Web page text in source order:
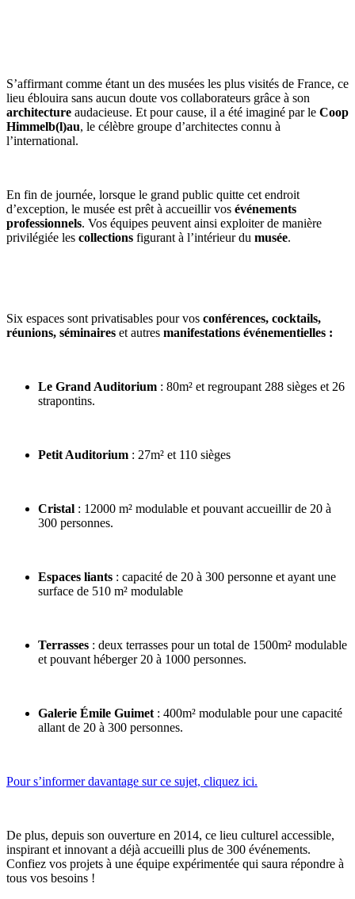
S’affirmant comme étant un des musées les plus visités de France, ce
lieu éblouira sans aucun doute vos collaborateurs grâce à son
architecture audacieuse. Et pour cause, il a été imaginé par le Coop
Himmelb(l)au, le célèbre groupe d’architectes connu à
l’international.
En fin de journée, lorsque le grand public quitte cet endroit
d’exception, le musée est prêt à accueillir vos événements
professionnels. Vos équipes peuvent ainsi exploiter de manière
privilégiée les collections figurant à l’intérieur du musée.
Six espaces sont privatisables pour vos conférences, cocktails,
réunions, séminaires et autres manifestations événementielles :
Le Grand Auditorium : 80m² et regroupant 288 sièges et 26
strapontins.
Petit Auditorium : 27m² et 110 sièges
Cristal : 12000 m² modulable et pouvant accueillir de 20 à
300 personnes.
Espaces liants : capacité de 20 à 300 personne et ayant une
surface de 510 m² modulable
Terrasses : deux terrasses pour un total de 1500m² modulable
et pouvant héberger 20 à 1000 personnes.
Galerie Émile Guimet : 400m² modulable pour une capacité
allant de 20 à 300 personnes.
Pour s’informer davantage sur ce sujet, cliquez ici.
De plus, depuis son ouverture en 2014, ce lieu culturel accessible,
inspirant et innovant a déjà accueilli plus de 300 événements.
Confiez vos projets à une équipe expérimentée qui saura répondre à
tous vos besoins !